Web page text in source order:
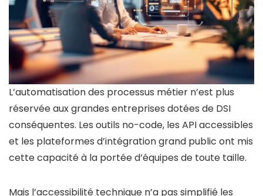
L’automatisation des processus métier n’est plus
réservée aux grandes entreprises dotées de DSI
conséquentes. Les outils no-code, les API accessibles
et les plateformes d’intégration grand public ont mis
cette capacité à la portée d’équipes de toute taille.
Mais l’accessibilité technique n’a pas simplifié les